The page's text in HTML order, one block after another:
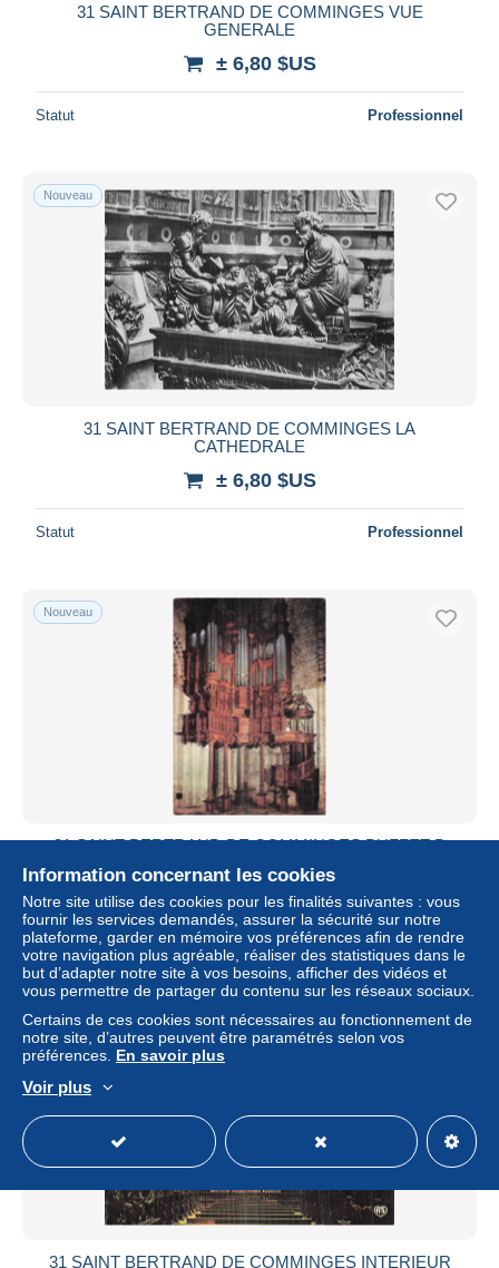
31 SAINT BERTRAND DE COMMINGES VUE
GENERALE
± 6,80 $US
Statut Professionnel
Nouveau
31 SAINT BERTRAND DE COMMINGES LA
CATHEDRALE
± 6,80 $US
Statut Professionnel
Nouveau
31 SAINT BERTRAND DE COMMINGES BUFFET D
± 6,80 $US
Statut Professionnel
Nouveau
31 SAINT BERTRAND DE COMMINGES INTERIEUR
Information concernant les cookies
Notre site utilise des cookies pour les finalités suivantes : vous
fournir les services demandés, assurer la sécurité sur notre
plateforme, garder en mémoire vos préférences afin de rendre
votre navigation plus agréable, réaliser des statistiques dans le
but d’adapter notre site à vos besoins, afficher des vidéos et
vous permettre de partager du contenu sur les réseaux sociaux.
Certains de ces cookies sont nécessaires au fonctionnement de
notre site, d’autres peuvent être paramétrés selon vos
préférences. En savoir plus
Voir plus